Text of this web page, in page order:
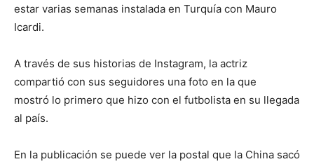
estar varias semanas instalada en Turquía con Mauro
Icardi.
A través de sus historias de Instagram, la actriz
compartió con sus seguidores una foto en la que
mostró lo primero que hizo con el futbolista en su llegada
al país.
En la publicación se puede ver la postal que la China sacó